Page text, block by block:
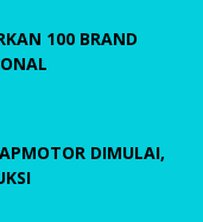
100 BRAND
DIMULAI,